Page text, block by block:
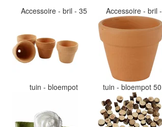
Accessoire - bril - 35 Accessoire - bril
tuin - bloempot tuin - bloempot